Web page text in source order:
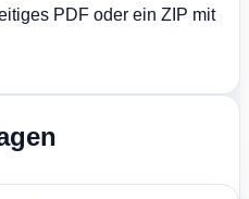
PDF oder ein ZIP mit